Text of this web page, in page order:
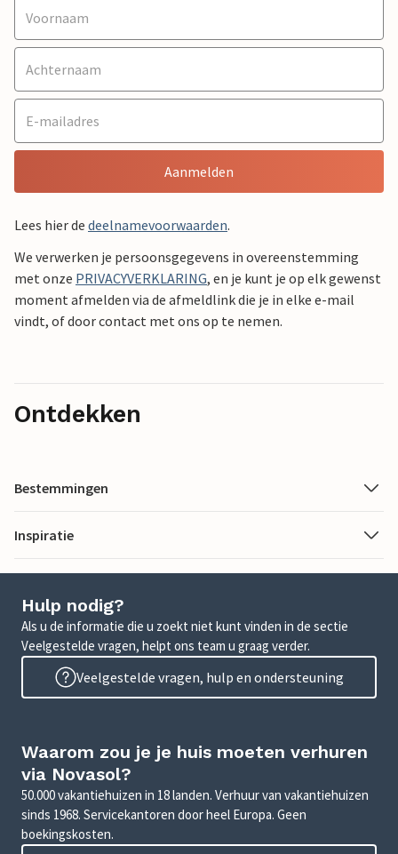
Aanmelden
Lees hier de deelnamevoorwaarden.
We verwerken je persoonsgegevens in overeenstemming
met onze PRIVACYVERKLARING, en je kunt je op elk gewenst
moment afmelden via de afmeldlink die je in elke e-mail
vindt, of door contact met ons op te nemen.
Ontdekken
Bestemmingen
Inspiratie
Hulp nodig?
Als u de informatie die u zoekt niet kunt vinden in de sectie
Veelgestelde vragen, helpt ons team u graag verder.
Veelgestelde vragen, hulp en ondersteuning
Waarom zou je je huis moeten verhuren
via Novasol?
50.000 vakantiehuizen in 18 landen. Verhuur van vakantiehuizen
sinds 1968. Servicekantoren door heel Europa. Geen
boekingskosten.